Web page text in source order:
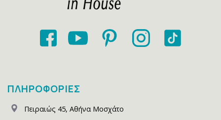
ΠΛΗΡΟΦΟΡΙΕΣ
Πειραιώς 45, Αθήνα Μοσχάτο